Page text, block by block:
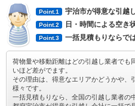
Point.1 宇治市が得意な引越
Point.2 日・時間による空き
Point.3 一括見積もりならで
荷物量や移動距離はどの引越し業者でも
いほど差がでます。
その理由は、得意なエリアかどうかや、
様々です。
一括見積もりなら、全国の引越し業者の